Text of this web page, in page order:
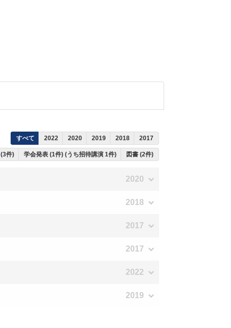
すべて 2022 2020 2019 2018 2017
件) 学会発表 (1件) (うち招待講演 1件) 図書 (2件)
2020
2018
2017
2017
2022
2019